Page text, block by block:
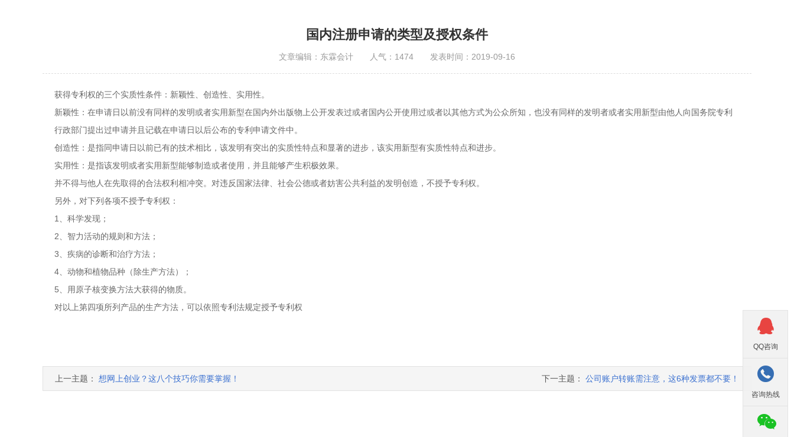
国内注册申请的类型及授权条件
文章编辑：东霖会计 人气：1474 发表时间：2019-09-16
获得专利权的三个实质性条件：新颖性、创造性、实用性。
新颖性：在申请日以前没有同样的发明或者实用新型在国内外出版物上公开发表过或者国内公开使用过或者以其他方式为公众所知，也没有同样的发明者或者实用新型由他人向国务院专利
行政部门提出过申请并且记载在申请日以后公布的专利申请文件中。
创造性：是指同申请日以前已有的技术相比，该发明有突出的实质性特点和显著的进步，该实用新型有实质性特点和进步。
实用性：是指该发明或者实用新型能够制造或者使用，并且能够产生积极效果。
并不得与他人在先取得的合法权利相冲突。对违反国家法律、社会公德或者妨害公共利益的发明创造，不授予专利权。
另外，对下列各项不授予专利权：
1、科学发现；
2、智力活动的规则和方法；
3、疾病的诊断和治疗方法；
4、动物和植物品种（除生产方法）；
5、用原子核变换方法大获得的物质。
对以上第四项所列产品的生产方法，可以依照专利法规定授予专利权
上一主题： 想网上创业？这八个技巧你需要掌握！ 下一主题： 公司账户转账需注意，这6种发票都不要！

QQ咨询

咨询热线
